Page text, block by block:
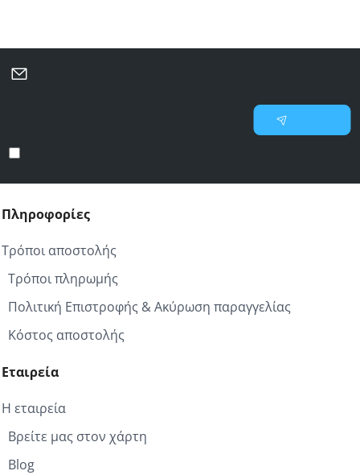
email
σας
Πληροφορίες
Τρόποι αποστολής
Τρόποι πληρωμής
Πολιτική Επιστροφής & Ακύρωση παραγγελίας
Κόστος αποστολής
Εταιρεία
Η εταιρεία
Βρείτε μας στον χάρτη
Blog